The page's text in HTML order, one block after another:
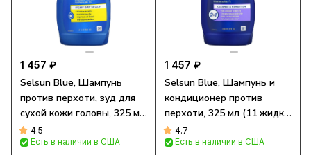
1 457 ₽
Selsun Blue, Шампунь
против перхоти, зуд для
сухой кожи головы, 325 мл
(11 жидк. Унций)
4.5
Есть в наличии в США
1 457 ₽
Selsun Blue, Шампунь и
кондиционер против
перхоти, 325 мл (11 жидк.
Унций)
4.7
Есть в наличии в США